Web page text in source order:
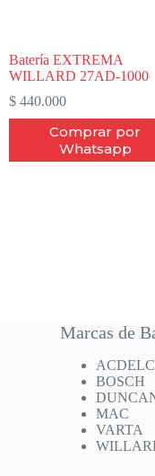
Batería EXTREMA
WILLARD 27AD-1000
$440.000
Comprar por
Whatsapp
Marcas de
BOSCH
MAC
VARTA